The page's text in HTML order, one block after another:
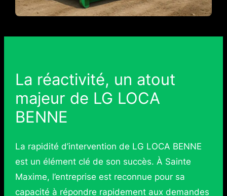
La réactivité, un atout
majeur de LG LOCA
BENNE
La rapidité d’intervention de LG LOCA BENNE
est un élément clé de son succès. À Sainte
Maxime, l’entreprise est reconnue pour sa
capacité à répondre rapidement aux demandes